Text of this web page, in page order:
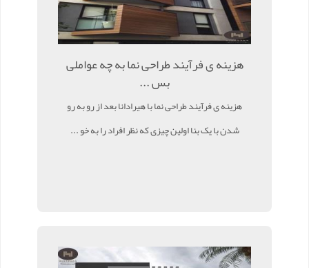
هزینه ی فرآیند طراحی نما به چه عواملی
بس ...
هزینه ی فرآیند طراحی نما با هیرادانا بعد از رو به رو
شدن با یک بنا اولین چیزی که نظر افراد را به خو ...